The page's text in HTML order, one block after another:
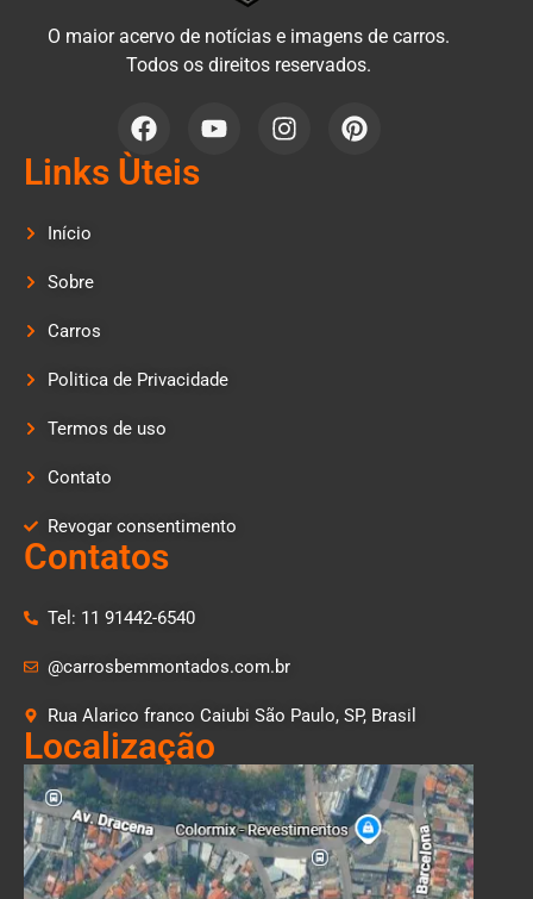
O maior acervo de notícias e imagens de carros.
Todos os direitos reservados.
Links Ùteis
Início
Sobre
Carros
Politica de Privacidade
Termos de uso
Contato
Revogar consentimento
Contatos
Tel: 11 91442-6540
@carrosbemmontados.com.br
Rua Alarico franco Caiubi São Paulo, SP, Brasil
Localização